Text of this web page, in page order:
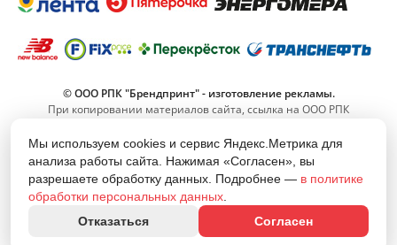
© ООО РПК "Брендпринт" - изготовление рекламы.
При копировании материалов сайта, ссылка на ООО РПК
8 (800) 555-11-42
(Звонок по РФ бесплатный)
info@brand-print.ru
Мы используем cookies и сервис Яндекс.Метрика для
анализа работы сайта. Нажимая «Согласен», вы
разрешаете обработку данных. Подробнее — в политике
обработки персональных данных
Отказаться
Согласен